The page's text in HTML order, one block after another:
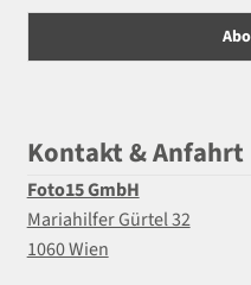
Kontakt & Anfahrt
Foto15 GmbH
Mariahilfer Gürtel 32
1060 Wien